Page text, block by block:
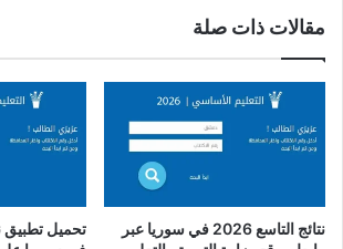
مقالات ذات صلة
نتائج التاسع 2026 في سوريا عبر